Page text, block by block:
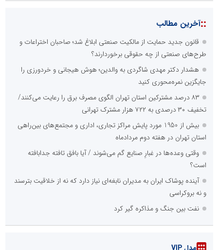
::آخرین مطالب
قانون جدید حمایت از مالکیت صنعتی ابلاغ شد؛ صاحبان اختراعات و
طرح‌های صنعتی از چه حقوقی برخوردارند؟
هشدار دکتر مهدی شاگردی به والدین؛ هوش هیجانی و خردورزی را
جایگزین نمره‌محوری کنید
۸۳ درصد مشترکین استان تهران الگوی مصرف برق را رعایت می‌کنند/
تخفیف ۳۰ درصدی به ۷۲۲ هزار مشترک تهرانی
بیش از 1950 مورد پایش مراکز تجاری، اداری و مجتمع‌های بین‌راهی
استان تهران در هفته دوم مردادماه
وقتی وعده‌ها در غبارِ صنایع گم می‌شوند / آیا بافق تافته جدابافته
است؟
آینده پوشاک ایران به مدیران نابغه‌ای نیاز دارد که نه از خلاقیت بترسند
و نه بروکراسی
نفت بین جنگ و مذاکره گیر کرد